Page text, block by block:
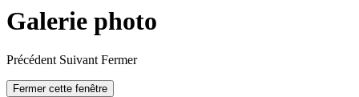
Galerie photo
Précédent Suivant Fermer
Fermer cette fenêtre